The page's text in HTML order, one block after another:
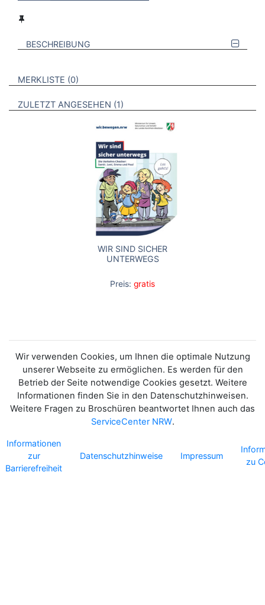
BESCHREIBUNG
VERWEISE AUF VERMERKTE- ODER ZULETZT ANGESEHENE
MERKLISTE 0 BROSCHÜREN
ZULETZT ANGESEHEN 1 BROSCHÜREN
WIR SIND SICHER
UNTERWEGS
Preis: gratis
Wir verwenden Cookies, um Ihnen die optimale Nutzung
unserer Webseite zu ermöglichen. Es werden für den
Betrieb der Seite notwendige Cookies gesetzt. Weitere
Informationen finden Sie in den Datenschutzhinweisen.
Weitere Fragen zu Broschüren beantwortet Ihnen auch das
ServiceCenter NRW.
Informationen
zur
Barrierefreiheit
Datenschutzhinweise Impressum
zu